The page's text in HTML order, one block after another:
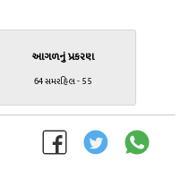
આગળનું પ્રકરણ
64 સમરહિલ - 55